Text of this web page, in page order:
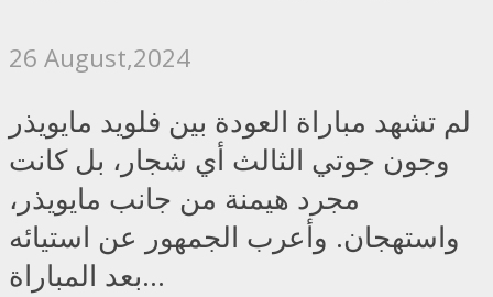
26 August,2024
لم تشهد مباراة العودة بين فلويد مايويذر
وجون جوتي الثالث أي شجار، بل كانت
مجرد هيمنة من جانب مايويذر،
واستهجان. وأعرب الجمهور عن استيائه
بعد المباراة...